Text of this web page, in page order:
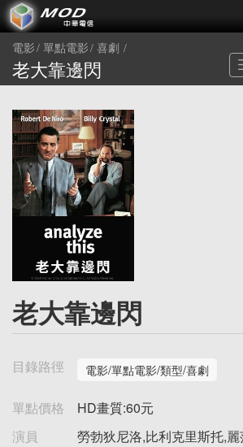
電影 單點電影 喜劇
老大靠邊閃
老大靠邊閃
目錄路徑 電影/單點電影/類型/喜劇
單點價格
HD畫質:60元
演員
勞勃狄尼洛,比利克里斯托,